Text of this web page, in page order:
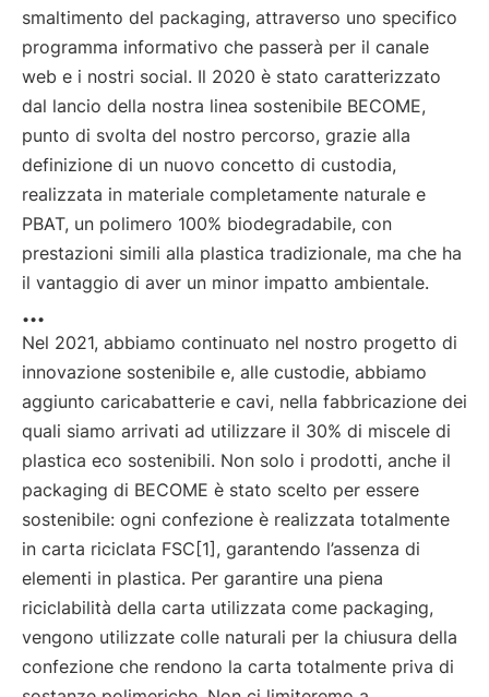
smaltimento del packaging, attraverso uno specifico
programma informativo che passerà per il canale
web e i nostri social. Il 2020 è stato caratterizzato
dal lancio della nostra linea sostenibile BECOME,
punto di svolta del nostro percorso, grazie alla
definizione di un nuovo concetto di custodia,
realizzata in materiale completamente naturale e
PBAT, un polimero 100% biodegradabile, con
prestazioni simili alla plastica tradizionale, ma che ha
il vantaggio di aver un minor impatto ambientale.
...
Nel 2021, abbiamo continuato nel nostro progetto di
innovazione sostenibile e, alle custodie, abbiamo
aggiunto caricabatterie e cavi, nella fabbricazione dei
quali siamo arrivati ad utilizzare il 30% di miscele di
plastica eco sostenibili. Non solo i prodotti, anche il
packaging di BECOME è stato scelto per essere
sostenibile: ogni confezione è realizzata totalmente
in carta riciclata FSC[1], garantendo l’assenza di
elementi in plastica. Per garantire una piena
riciclabilità della carta utilizzata come packaging,
vengono utilizzate colle naturali per la chiusura della
confezione che rendono la carta totalmente priva di